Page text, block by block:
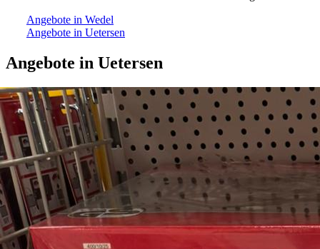
Angebote in Wedel
Angebote in Uetersen
Angebote in Uetersen